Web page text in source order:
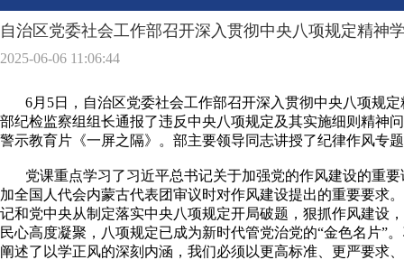
自治区党委社会工作部召开深入贯彻中央八项规定精神
2025-06-06 11:06:44
6月5日，自治区党委社会工作部召开深入贯彻中央八项规定
部纪检监察组组长通报了违反中央八项规定及其实施细则精神
警示教育片《一屏之隔》。部主要领导同志讲授了纪律作风专
党课重点学习了习近平总书记关于加强党的作风建设的重要
加全国人代会内蒙古代表团审议时对作风建设提出的重要要求
记和党中央从制定落实中央八项规定开局破题，狠抓作风建设
民心高度凝聚，八项规定已成为新时代管党治党的“金色名片”
阐述了以学正风的深刻内涵，我们必须以更高标准、更严要求